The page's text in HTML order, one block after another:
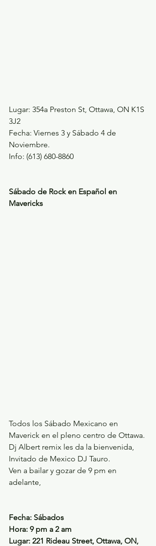
Lugar: 354a Preston St, Ottawa, ON K1S
3J2
Fecha: Viernes 3 y Sábado 4 de
Noviembre.
Info: (613) 680-8860
Sábado de Rock en Español en
Mavericks
Todos los Sábado Mexicano en
Maverick en el pleno centro de Ottawa.
Dj Albert remix les da la bienvenida,
Invitado de Mexico DJ Tauro.
Ven a bailar y gozar de 9 pm en
adelante,
Fecha: Sábados
Hora: 9 pm a 2 am
Lugar: 221 Rideau Street, Ottawa, ON,